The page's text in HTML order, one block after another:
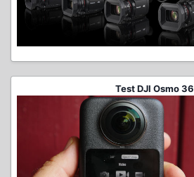
Test DJI Osmo